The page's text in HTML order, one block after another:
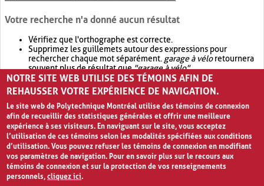
Votre recherche n'a donné aucun résultat
Vérifiez que l'orthographe est correcte.
Supprimez les guillemets autour des expressions pour
rechercher chaque mot séparément. garage à véloretournera
souvent plus de résultat que"garage à vélo".
Envisagez d'élargir votre recherche avec OR.garage OR vélo
retournera souvent plus de résultat quegarage à vélo
NOTRE SITE WEB UTILISE DES TÉMOINS AFIN DE
REHAUSSER VOTRE EXPÉRIENCE DE NAVIGATION.
Le site web de Polytechnique Montréal utilise des témoins de connexion
afin de recueillir des statistiques générales et offrir une meilleure
expérience à ses visiteurs. En naviguant sur le site, vous acceptez
l’utilisation de ces témoins selon les modalités spécifiées aux conditions
d’utilisation. Vous pouvez refuser les témoins de connexion en modifiant
vos paramètres de navigation. Pour en savoir plus sur le recours aux
témoins de connexion et sur la protection de vos renseignements
personnels,cliquez ici.